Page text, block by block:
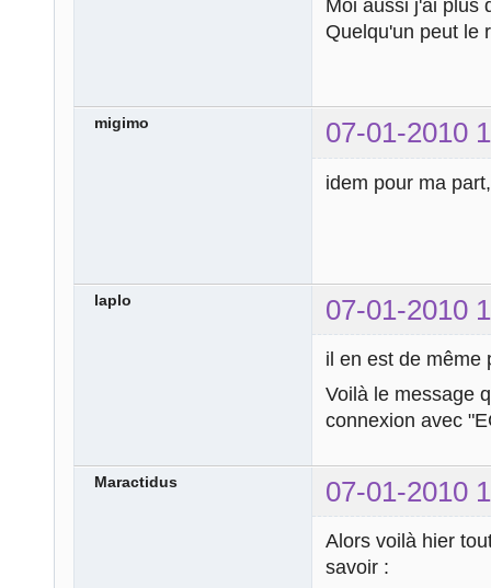
Moi aussi j'ai plus
Quelqu'un peut le
migimo 07-01-2010
idem pour ma
laplo 07-01-2010
il en est de même
Voilà le message
connexion avec
Maractidus 07-01-2010
Alors voilà hier
savoir :